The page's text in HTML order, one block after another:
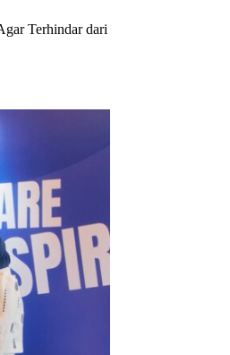
Terhindar dari